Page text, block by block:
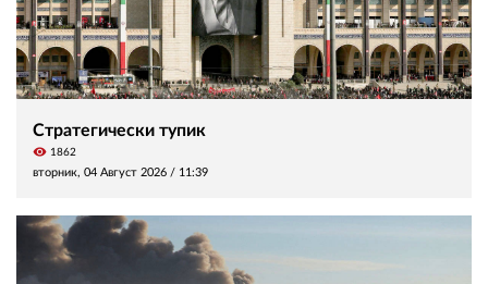
Стратегически тупик
visibility 1862
вторник, 04 Август 2026 / 11:39